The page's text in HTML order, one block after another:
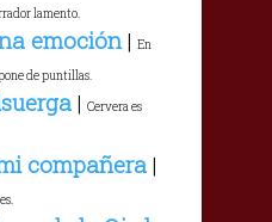
lamento.
emoción | En
de puntillas.
| Cervera es
compañera |